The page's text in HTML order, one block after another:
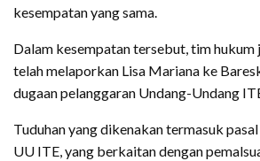
kesempatan yang sama.
Dalam kesempatan tersebut, tim hukum
telah melaporkan Lisa Mariana ke
dugaan pelanggaran Undang-Undang
Tuduhan yang dikenakan termasuk
UU ITE, yang berkaitan dengan